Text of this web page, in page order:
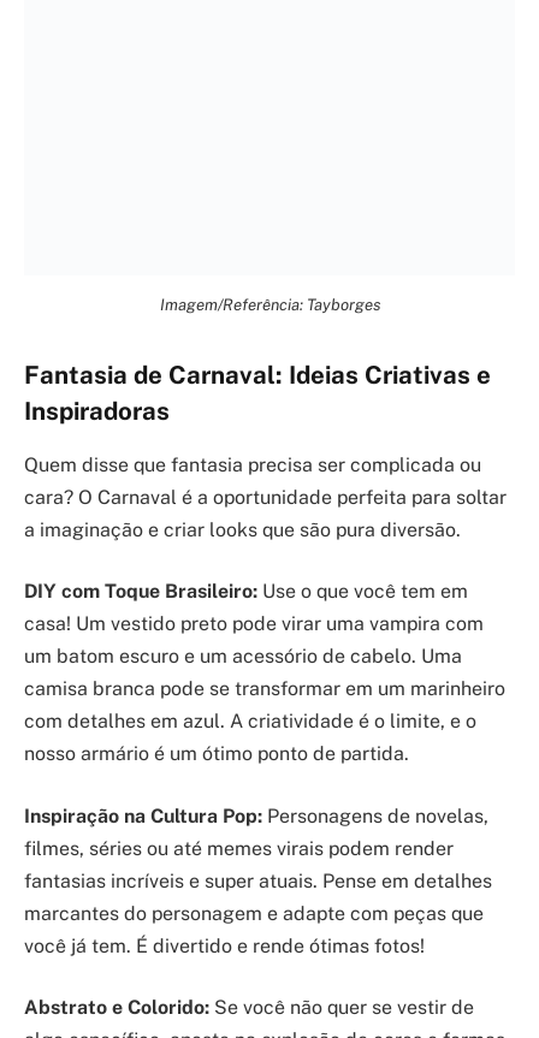
Imagem/Referência: Tayborges
Fantasia de Carnaval: Ideias Criativas e
Inspiradoras
Quem disse que fantasia precisa ser complicada ou
cara? O Carnaval é a oportunidade perfeita para soltar
a imaginação e criar looks que são pura diversão.
DIY com Toque Brasileiro: Use o que você tem em
casa! Um vestido preto pode virar uma vampira com
um batom escuro e um acessório de cabelo. Uma
camisa branca pode se transformar em um marinheiro
com detalhes em azul. A criatividade é o limite, e o
nosso armário é um ótimo ponto de partida.
Inspiração na Cultura Pop: Personagens de novelas,
filmes, séries ou até memes virais podem render
fantasias incríveis e super atuais. Pense em detalhes
marcantes do personagem e adapte com peças que
você já tem. É divertido e rende ótimas fotos!
Abstrato e Colorido: Se você não quer se vestir de